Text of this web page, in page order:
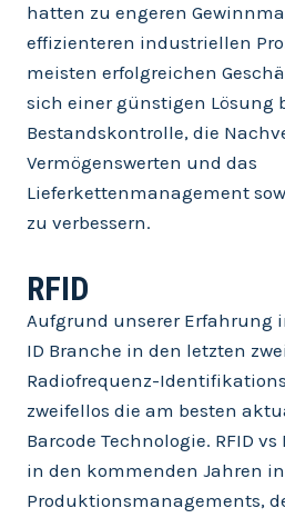
hatten zu engeren
effizienteren industriellen
meisten erfolgreichen
sich einer günstigen Lösung
Bestandskontrolle, die
Vermögenswerten und das
Lieferkettenmanagement
zu verbessern.
RFID
Aufgrund unserer Erfahrung
ID Branche in den letzten
Radiofrequenz-
zweifellos die am besten
Barcode Technologie. RFID
in den kommenden Jahren
Produktionsmanagements,